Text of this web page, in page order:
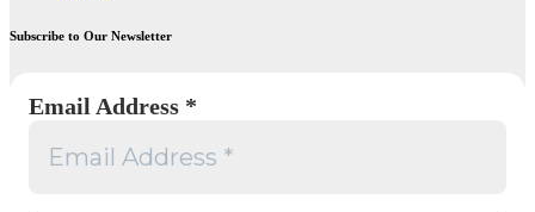
Subscribe to Our Newsletter
Email Address *